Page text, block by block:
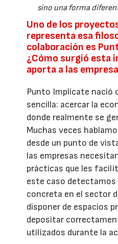
sino una forma
Uno de los
representa esa
colaboración es
¿Cómo surgió esta
aporta a las
Punto Implícate nació
sencilla: acercar la
donde realmente se
Muchas veces
desde un punto de
las empresas
prácticas que les
este caso detectamos
concreta en el sector
disponer de espacios
depositar
utilizados durante la